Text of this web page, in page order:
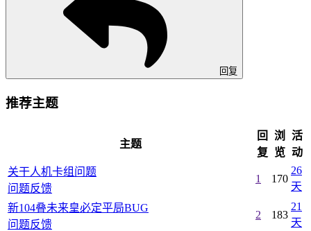
回复
推荐主题
主题
回
复
浏
览
活
动
关干人机卡组问题
问题反馈
1 170
26
天
新104叠未来皇必定平局BUG
问题反馈
2 183
21
天